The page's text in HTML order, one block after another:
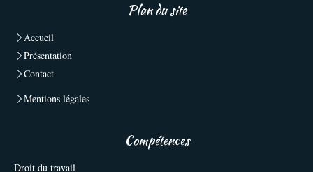
Plan du site
Accueil
Présentation
Contact
Mentions légales
Compétences
Droit du travail